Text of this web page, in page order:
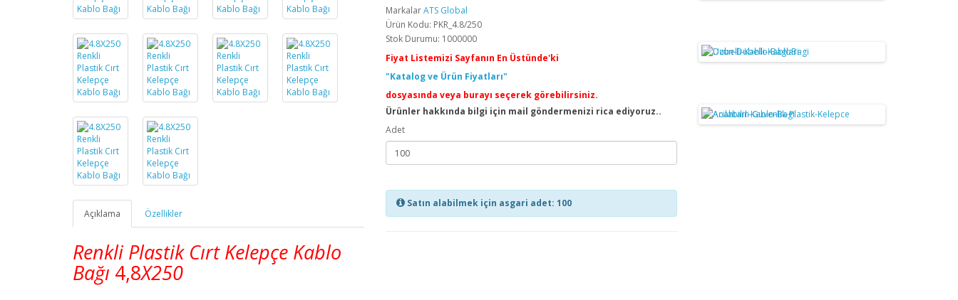
Açıklama Özellikler
Renkli Plastik Cırt Kelepçe Kablo
Bağı 4,8X250
MarkalarATS Global
Ürün Kodu: PKR_4.8/250
Stok Durumu: 1000000
Fiyat Listemizi Sayfanın En Üstünde'ki
"Katalog ve Ürün Fiyatları"
dosyasında veya burayı seçerek görebilirsiniz.
Ürünler hakkında bilgi için mail göndermenizi rica ediyoruz..
Adet
Satın alabilmek için asgari adet: 100